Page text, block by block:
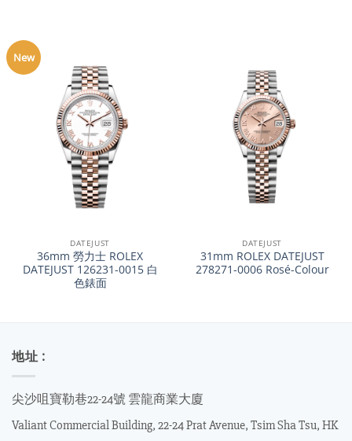
New
DATEJUST
36mm 勞力士 ROLEX
DATEJUST 126231-0015 白
色錶面
DATEJUST
31mm ROLEX DATEJUST
278271-0006 Rosé-Colour
地址 :
尖沙咀寶勒巷22-24號 雲龍商業大廈
Valiant Commercial Building, 22-24 Prat Avenue, Tsim Sha Tsu, HK